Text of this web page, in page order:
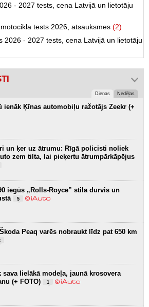
- 2027 tests, cena Latvijā un lietotāju
tests 2026, atsauksmes (2)
2026 - 2027 tests, cena Latvijā un lietotāju
Dienas Nedēļas
ienāk Ķīnas automobiļu ražotājs Zeekr (+
un ķer uz ātrumu: Rīgā policisti noliek
zem tilta, lai pieķertu ātrumpārkāpējus
iegūs „Rolls-Royce” stila durvis un
5
Peaq varēs nobraukt līdz pat 650 km
sava lielākā modeļa, jaunā krosovera
(+ FOTO)
1